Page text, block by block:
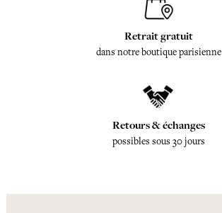
Retrait gratuit
dans notre boutique parisienne
Retours & échanges
possibles sous 30 jours